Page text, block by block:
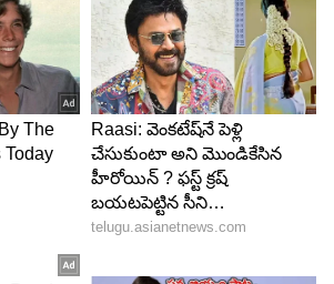
కలుగుతాయి. ఆర్థిక
ఉంటాయి. ప్రయాణాలలో
ఉంటాయి. దైవ చింతన పెరుగుతుంది.
మందగిస్తాయి. ఉద్యోగాలలో
పట్టింపులు ఉంటాయి.